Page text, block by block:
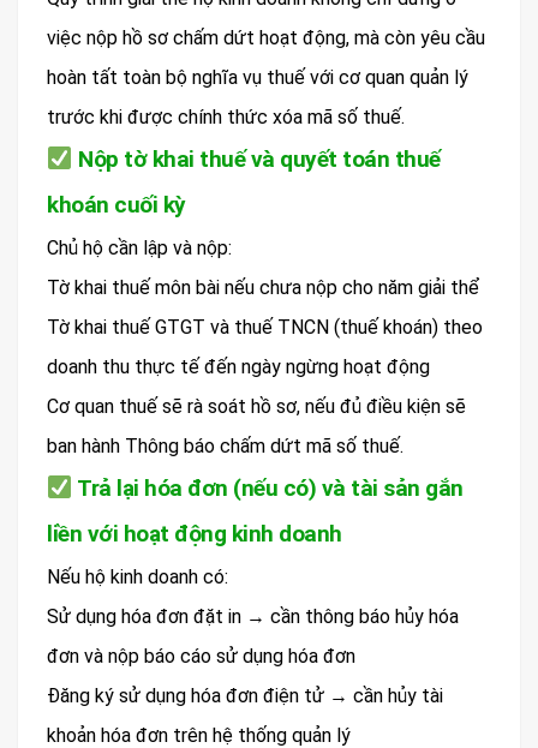
việc nộp hồ sơ chấm dứt hoạt động, mà còn yêu cầu
hoàn tất toàn bộ nghĩa vụ thuế với cơ quan quản lý
trước khi được chính thức xóa mã số thuế.
Nộp tờ khai thuế và quyết toán thuế
khoán cuối kỳ
Chủ hộ cần lập và nộp:
Tờ khai thuế môn bài nếu chưa nộp cho năm giải thể
Tờ khai thuế GTGT và thuế TNCN (thuế khoán) theo
doanh thu thực tế đến ngày ngừng hoạt động
Cơ quan thuế sẽ rà soát hồ sơ, nếu đủ điều kiện sẽ
ban hành Thông báo chấm dứt mã số thuế.
Trả lại hóa đơn (nếu có) và tài sản gắn
liền với hoạt động kinh doanh
Nếu hộ kinh doanh có:
Sử dụng hóa đơn đặt in → cần thông báo hủy hóa
đơn và nộp báo cáo sử dụng hóa đơn
Đăng ký sử dụng hóa đơn điện tử → cần hủy tài
khoản hóa đơn trên hệ thống quản lý